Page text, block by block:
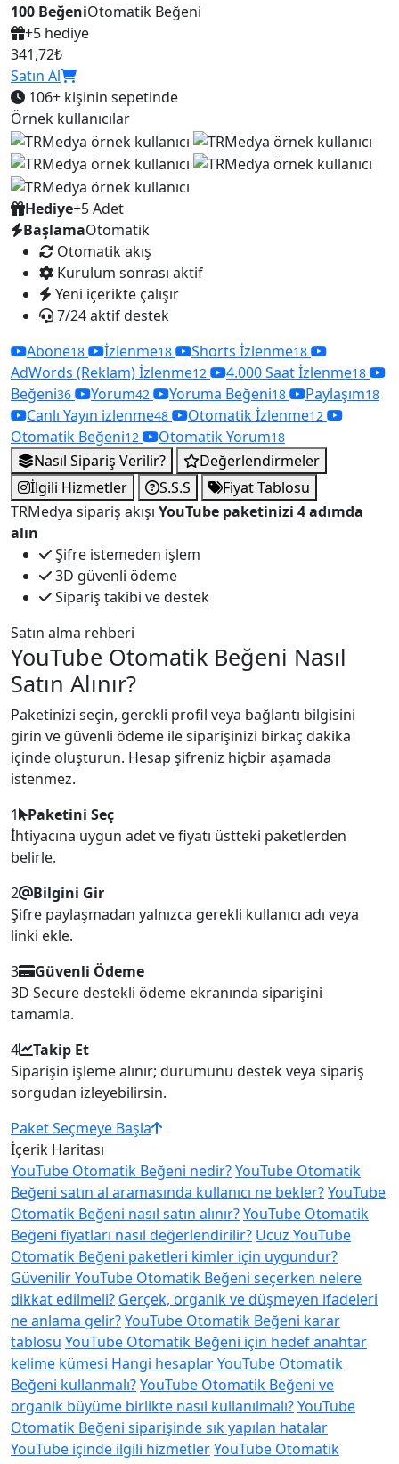
100 BeğeniOtomatik Beğeni
+5 hediye
341,72₺
Satın Al
106+ kişinin sepetinde
Örnek kullanıcılar
Hediye+5 Adet
BaşlamaOtomatik
Otomatik akış
Kurulum sonrası aktif
Yeni içerikte çalışır
7/24 aktif destek
Abone18 İzlenme18 Shorts İzlenme18
AdWords (Reklam) İzlenme12 4.000 Saat İzlenme18
Beğeni36 Yorum42 Yoruma Beğeni18 Paylaşım18
Canlı Yayın izlenme48 Otomatik İzlenme12
Otomatik Beğeni12 Otomatik Yorum18
Nasıl Sipariş Verilir?
Değerlendirmeler
İlgili Hizmetler
S.S.S
Fiyat Tablosu
TRMedya sipariş akışı YouTube paketinizi 4 adımda
alın
Şifre istemeden işlem
3D güvenli ödeme
Sipariş takibi ve destek
Satın alma rehberi
YouTube Otomatik Beğeni Nasıl
Satın Alınır?
Paketinizi seçin, gerekli profil veya bağlantı bilgisini
girin ve güvenli ödeme ile siparişinizi birkaç dakika
içinde oluşturun. Hesap şifreniz hiçbir aşamada
istenmez.
1
Paketini Seç
İhtiyacına uygun adet ve fiyatı üstteki paketlerden
belirle.
2
Bilgini Gir
Şifre paylaşmadan yalnızca gerekli kullanıcı adı veya
linki ekle.
3
Güvenli Ödeme
3D Secure destekli ödeme ekranında siparişini
tamamla.
4
Takip Et
Siparişin işleme alınır; durumunu destek veya sipariş
sorgudan izleyebilirsin.
Paket Seçmeye Başla
İçerik Haritası
YouTube Otomatik Beğeni nedir?YouTube Otomatik
Beğeni satın al aramasında kullanıcı ne bekler?YouTube
Otomatik Beğeni nasıl satın alınır?YouTube Otomatik
Beğeni fiyatları nasıl değerlendirilir? Ucuz YouTube
Otomatik Beğeni paketleri kimler için uygundur?
Güvenilir YouTube Otomatik Beğeni seçerken nelere
dikkat edilmeli? Gerçek, organik ve düşmeyen ifadeleri
ne anlama gelir?YouTube Otomatik Beğeni karar
tablosu YouTube Otomatik Beğeni için hedef anahtar
kelime kümesi Hangi hesaplar YouTube Otomatik
Beğeni kullanmalı?YouTube Otomatik Beğeni ve
organik büyüme birlikte nasıl kullanılmalı?YouTube
Otomatik Beğeni siparişinde sık yapılan hatalar
YouTube içinde ilgili hizmetlerYouTube Otomatik